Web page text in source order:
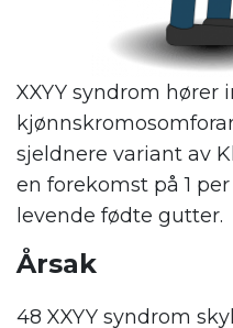
XXYY syndrom hører
sjeldnere variant av
en forekomst på 1
levende fødte gutter.
Årsak
48 XXYY syndrom